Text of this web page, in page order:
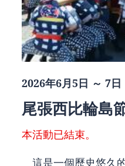
2026年6月5日 ～ 7日
尾張西比輪島
本活動已結束。
這是一個歷史悠久